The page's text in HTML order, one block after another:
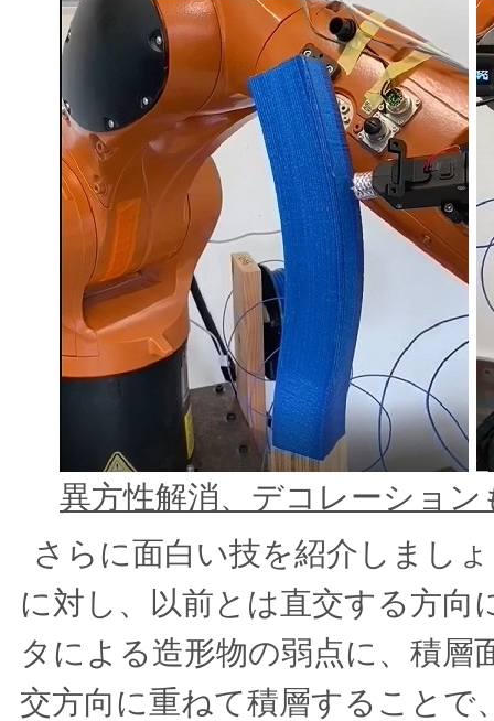
異方性解消、デコレーション
さらに面白い技を紹介しまし
に対し、以前とは直交する方向
タによる造形物の弱点に、積
交方向に重ねて積層することで